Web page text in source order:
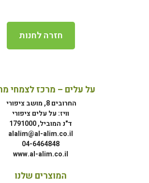
חזרה לחנות
על עלים – מרכז לצמחי
החרובים 8, מושב ציפורי
וויז: על עלים ציפורי
ד"נ המוביל, 1791000
alalim@al-alim.co.il
04-6464848
www.al-alim.co.il
המוצרים שלנו